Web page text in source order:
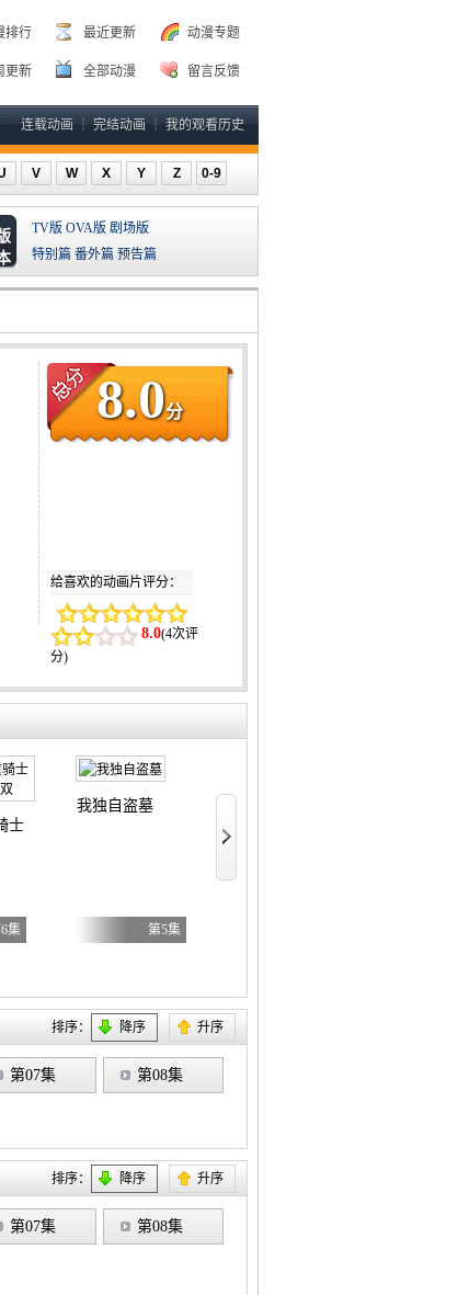
排行 最近更新 动漫专题
更新 全部动漫 留言反馈
连载动画 ┆ 完结动画 ┆ 我的观看历史
V W X Y Z 0-9
TV版 OVA版 剧场版
特别篇 番外篇 预告篇
8.0分
给喜欢的动画片评分：
8.0(4次评
分)
用游戏知识开无双
集
我独自盗墓
第5集
排序： 降序 升序
第07集 第08集
排序： 降序 升序
第07集 第08集